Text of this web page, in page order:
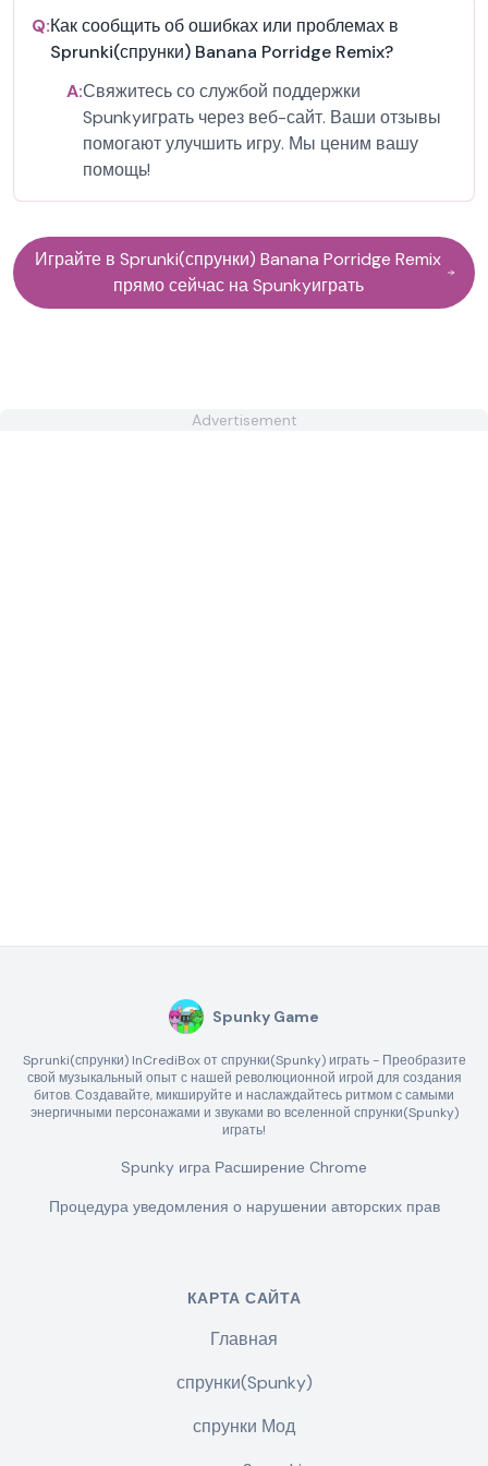
Q:Как сообщить об ошибках или проблемах в
Sprunki(спрунки) Banana Porridge Remix?
A:Свяжитесь со службой поддержки
Spunkyиграть через веб-сайт. Ваши отзывы
помогают улучшить игру. Мы ценим вашу
помощь!
Играйте в Sprunki(спрунки) Banana Porridge Remix
прямо сейчас на Spunkyиграть
Advertisement
Spunky Game
Sprunki(спрунки) InCrediBox от спрунки(Spunky) играть - Преобразите
свой музыкальный опыт с нашей революционной игрой для создания
битов. Создавайте, микшируйте и наслаждайтесь ритмом с самыми
энергичными персонажами и звуками во вселенной спрунки(Spunky)
играть!
Spunky игра Расширение Chrome
Процедура уведомления о нарушении авторских прав
КАРТА САЙТА
Главная
спрунки(Spunky)
спрунки Мод